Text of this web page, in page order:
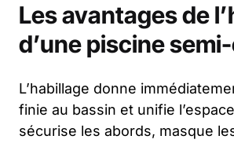
Les avantages de
d’une piscine
L’habillage donne
finie au bassin et unifie
sécurise les abords, masque